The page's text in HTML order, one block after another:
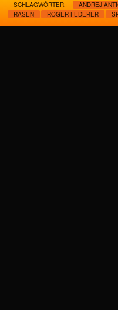
SCHLAGWÖRTER: ANDREJ
RASEN
ROGER FEDERER